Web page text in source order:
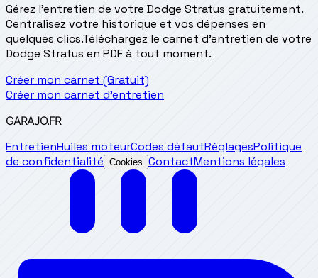
Gérez l'entretien de votre Dodge Stratus gratuitement.
Centralisez votre historique et vos dépenses en
quelques clics.Téléchargez le carnet d'entretien de votre
Dodge Stratus en PDF à tout moment.
Créer mon carnet (Gratuit)
Créer mon carnet d'entretien
GARAJO.FR
EntretienHuiles moteurCodes défautRéglagesPolitique
de confidentialité Cookies ContactMentions légales